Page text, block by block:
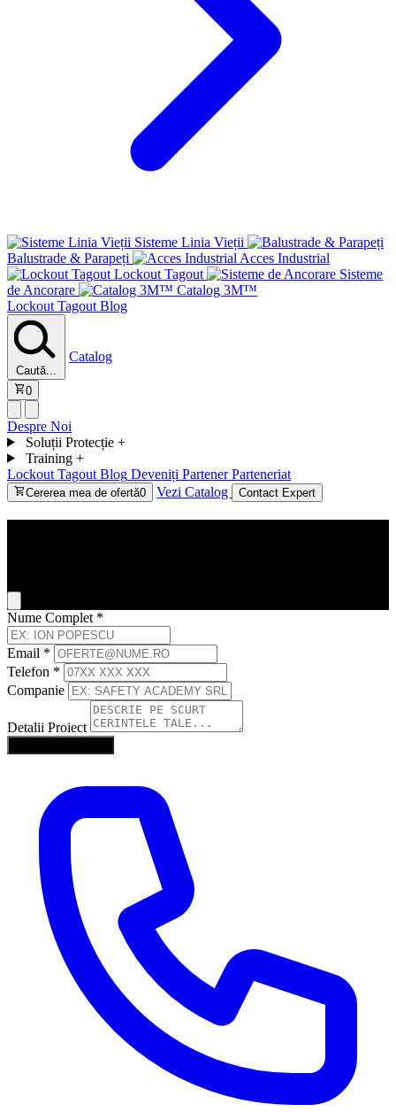
Sisteme Linia Vieții
Balustrade & Parapeți
Acces Industrial
Lockout Tagout
Sisteme
de Ancorare
Catalog 3M™
Lockout TagoutBlog
Caută...
Catalog
0
Despre Noi
Soluții Protecție +
Training +
Lockout Tagout Blog Deveniți Partener Parteneriat
Cererea mea de ofertă0 Vezi Catalog Contact Expert
Nume Complet *
Email *
Telefon *
Companie
Detalii Proiect